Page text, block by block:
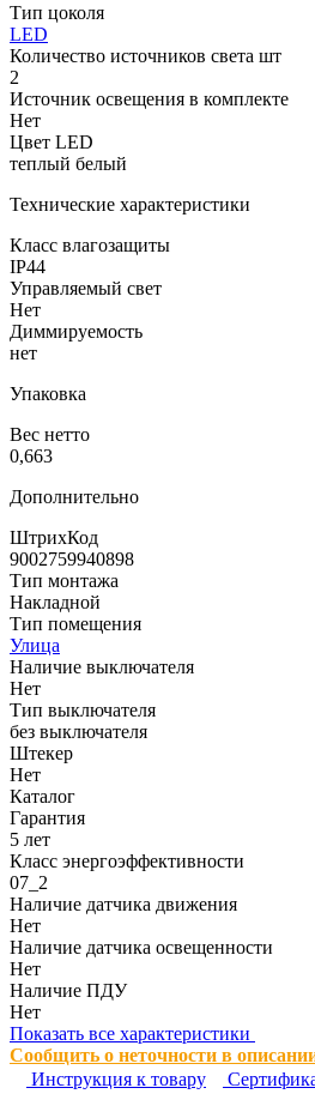
Тип цоколя
LED
Количество источников света шт
2
Источник освещения в комплекте
Нет
Цвет LED
теплый белый
Технические характеристики
Класс влагозащиты
IP44
Управляемый свет
Нет
Диммируемость
нет
Упаковка
Вес нетто
0,663
Дополнительно
ШтрихКод
9002759940898
Тип монтажа
Накладной
Тип помещения
Улица
Наличие выключателя
Нет
Тип выключателя
без выключателя
Штекер
Нет
Каталог
Гарантия
5 лет
Класс энергоэффективности
07_2
Наличие датчика движения
Нет
Наличие датчика освещенности
Нет
Наличие ПДУ
Нет
Показать все характеристики
Сообщить о неточности в
Инструкция к товару